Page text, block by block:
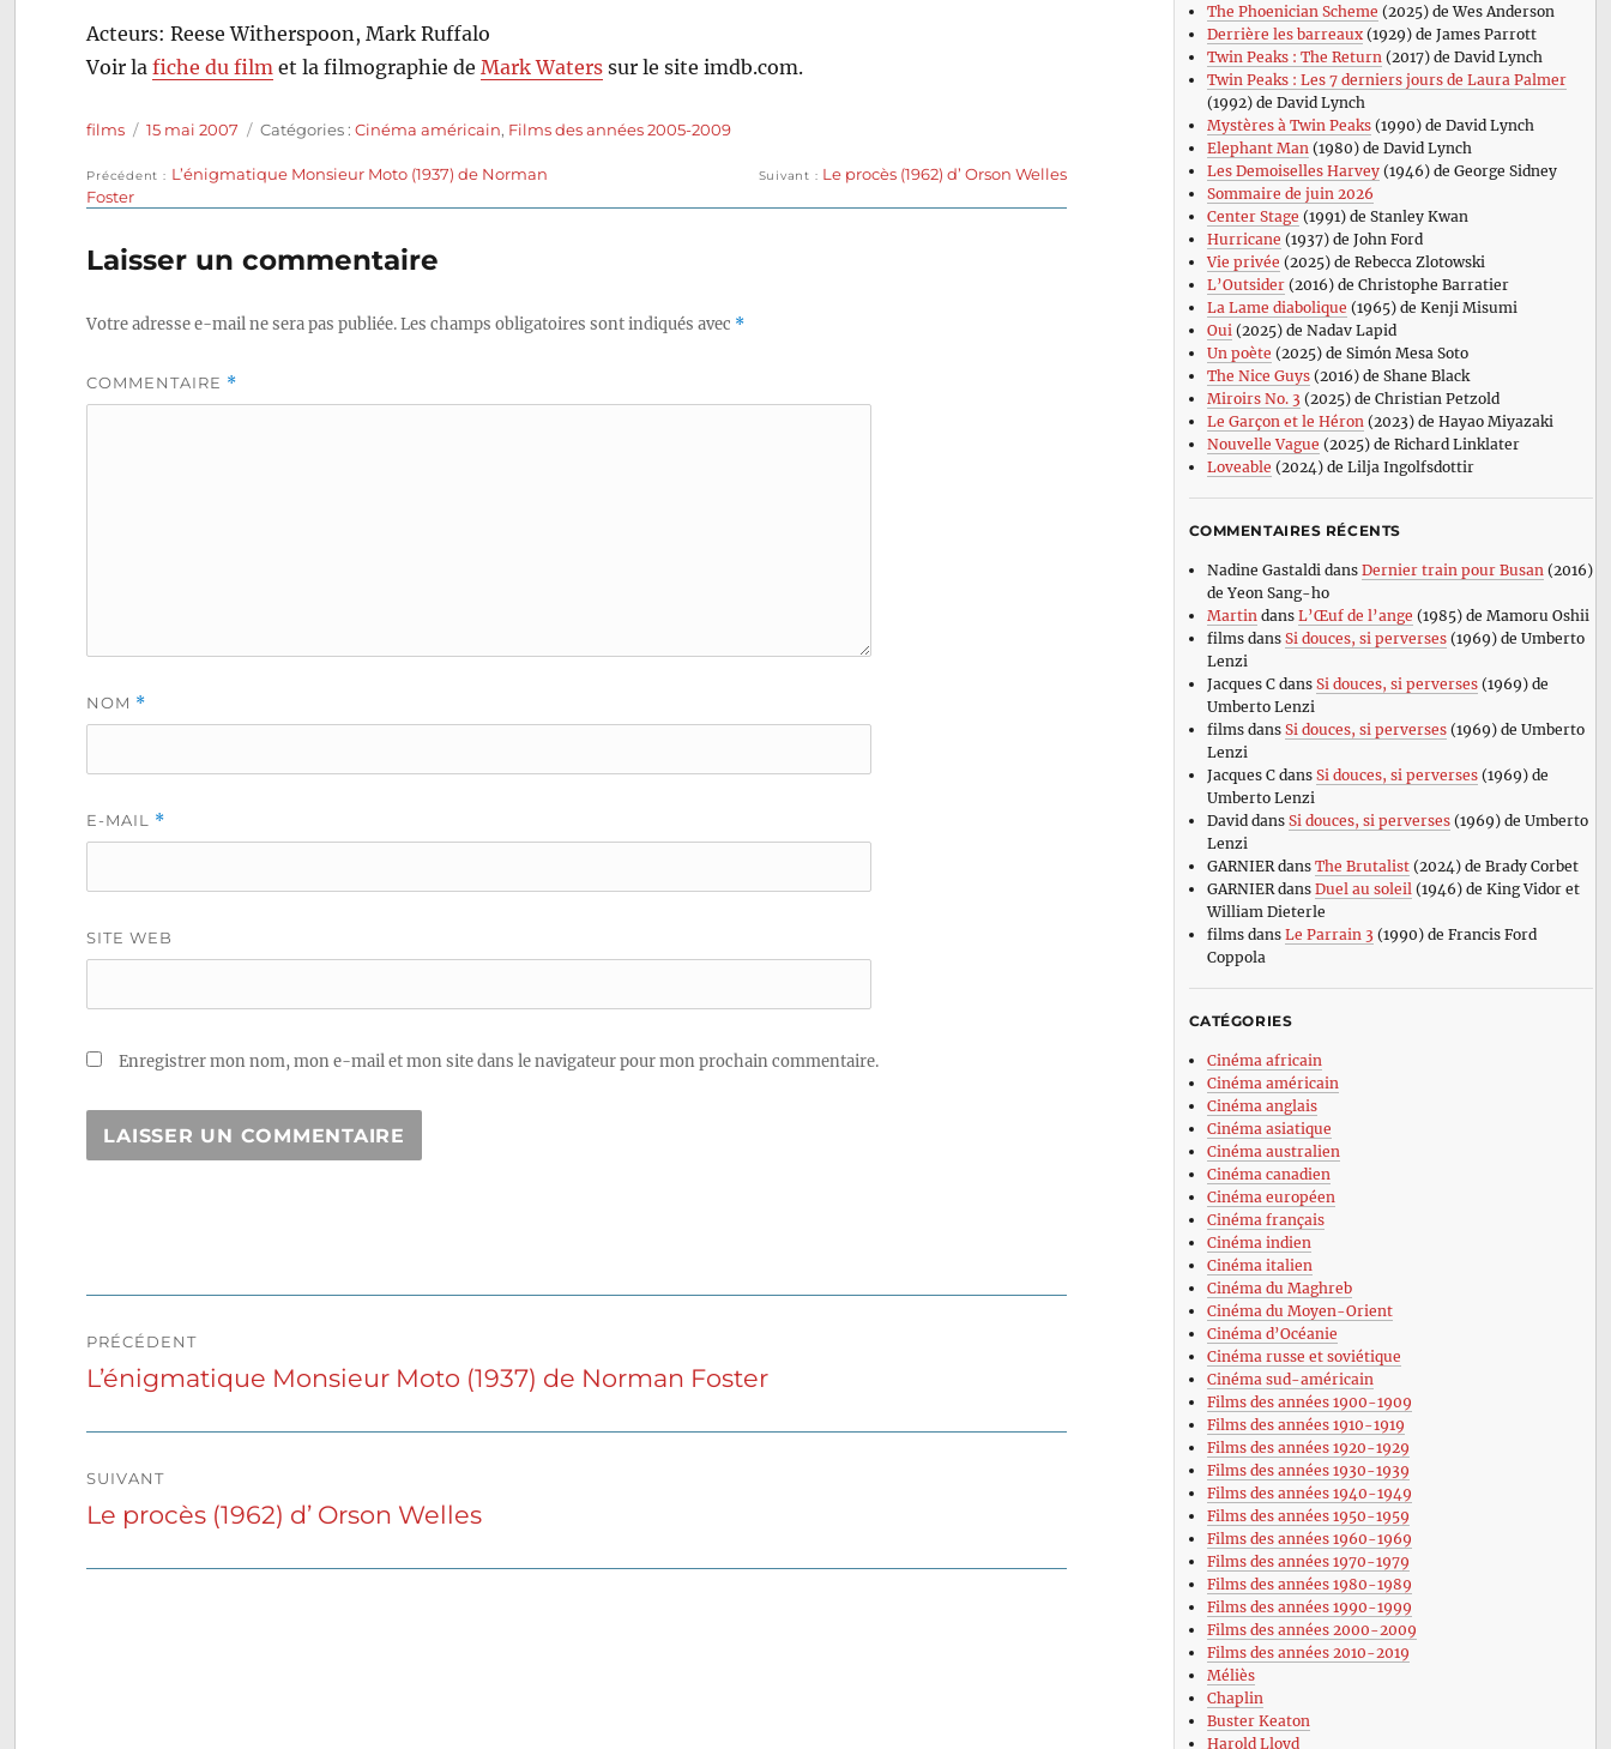
Acteurs: Reese Witherspoon, Mark Ruffalo
Voir lafiche du film et la filmographie deMark Waters sur le site imdb.com.
Auteur
films
Publié
15 mai 2007 Catégories
Catégories :Cinéma américain, Films des années 2005-2009
Navigation
Précédent
Publication
L’énigmatique Monsieur Moto (1937) de Norman
Foster
Suivant
Publication
Le procès (1962) d’ Orson Welles
Laisser un commentaire
Votre adresse e-mail ne sera pas publiée.Les champs obligatoires sont indiqués avec *
COMMENTAIRE *
NOM *
E-MAIL *
SITE WEB
Enregistrer mon nom, mon e-mail et mon site dans le navigateur pour mon prochain commentaire.
de
PRÉCÉDENT
Publication
L’énigmatique Monsieur Moto (1937) de Norman Foster
SUIVANT
Publication
Le procès (1962) d’ Orson Welles
The Phoenician Scheme (2025) de Wes Anderson
Derrière les barreaux(1929) de James Parrott
Twin Peaks : The Return(2017) de David Lynch
Twin Peaks : Les 7 derniers jours de Laura Palmer
(1992) de David Lynch
Mystères à Twin Peaks(1990) de David Lynch
Elephant Man(1980) de David Lynch
Les Demoiselles Harvey(1946) de George Sidney
Sommaire de juin 2026
Center Stage (1991) de Stanley Kwan
Hurricane (1937) de John Ford
Vie privée (2025) de Rebecca Zlotowski
L’Outsider(2016) de Christophe Barratier
La Lame diabolique (1965) de Kenji Misumi
Oui(2025) de Nadav Lapid
Un poète (2025) de Simón Mesa Soto
The Nice Guys(2016) de Shane Black
Miroirs No. 3 (2025) de Christian Petzold
Le Garçon et le Héron(2023) de Hayao Miyazaki
Nouvelle Vague (2025) de Richard Linklater
Loveable (2024) de Lilja Ingolfsdottir
COMMENTAIRES RÉCENTS
Nadine Gastaldi dans Dernier train pour Busan (2016)
de Yeon Sang-ho
Martin dans L’Œuf de l’ange (1985) de Mamoru Oshii
filmsdans Si douces, si perverses(1969) de Umberto
Lenzi
Jacques Cdans Si douces, si perverses(1969) de
Umberto Lenzi
filmsdans Si douces, si perverses(1969) de Umberto
Lenzi
Jacques Cdans Si douces, si perverses(1969) de
Umberto Lenzi
David dans Si douces, si perverses(1969) de Umberto
Lenzi
GARNIERdans The Brutalist(2024) de Brady Corbet
GARNIERdans Duel au soleil (1946) de King Vidor et
William Dieterle
filmsdans Le Parrain 3 (1990) de Francis Ford
Coppola
CATÉGORIES
Cinéma africain
Cinéma américain
Cinéma anglais
Cinéma asiatique
Cinéma australien
Cinéma canadien
Cinéma européen
Cinéma français
Cinéma indien
Cinéma italien
Cinéma du Maghreb
Cinéma du Moyen-Orient
Cinéma d’Océanie
Cinéma russe et soviétique
Cinéma sud-américain
Films des années 1900-1909
Films des années 1910-1919
Films des années 1920-1929
Films des années 1930-1939
Films des années 1940-1949
Films des années 1950-1959
Films des années 1960-1969
Films des années 1970-1979
Films des années 1980-1989
Films des années 1990-1999
Films des années 2000-2009
Films des années 2010-2019
Méliès
Chaplin
Buster Keaton
Harold Lloyd